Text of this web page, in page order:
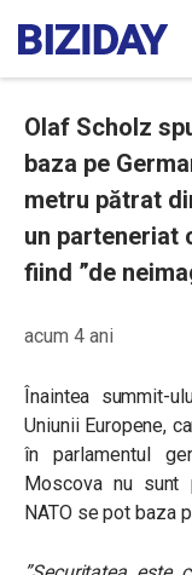
Olaf Scholz
baza pe
metru pătrat
un parteneriat
fiind ”de
acum 4 ani
Înaintea summit-
Uniunii Europene,
în parlamentul
Moscova nu sunt
NATO se pot baza